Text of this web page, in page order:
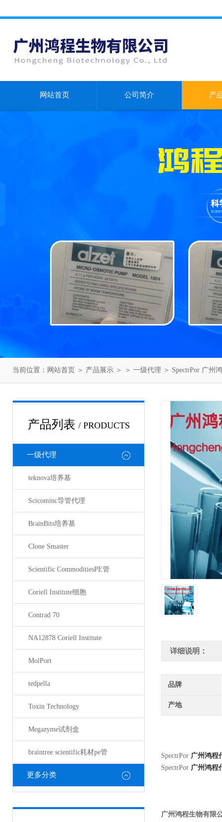
网站首页 公司简介 产
当前位置： 网站首页 ＞ 产品展示 ＞ ＞ 一级代理 ＞ SpectrPor 广州
产品列表 / PRODUCTS
一级代理
teknova培养基
Scicominc导管代理
BrainBits培养基
Clone Smaster
Scientific CommoditiesPE管
Coriell Institute细胞
Contrad 70
NA12878 Coriell Institute
MolPort
tedpella
Toxin Technology
Megazyme试剂盒
braintree scientific耗材pe管
更多分类
详细说明：
品牌
产地
SpectrPor 广州鸿程
SpectrPor 广州鸿程
广州鸿程生物有限